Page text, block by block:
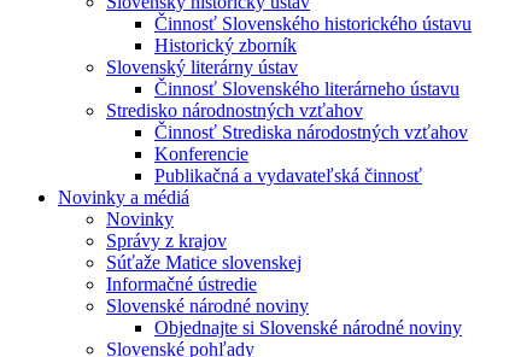
Činnosť Slovenského historického ústavu
Historický zborník
Slovenský literárny ústav
Činnosť Slovenského literárneho ústavu
Stredisko národnostných vzťahov
Činnosť Strediska národostných vzťahov
Konferencie
Publikačná a vydavateľská činnosť
Novinky a médiá
Novinky
Správy z krajov
Súťaže Matice slovenskej
Informačné ústredie
Slovenské národné noviny
Objednajte si Slovenské národné noviny
Slovenské pohľady